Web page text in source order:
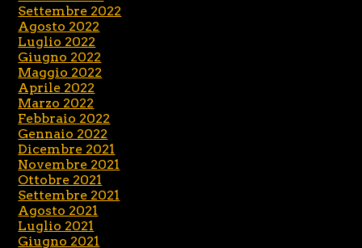
Settembre 2022
Agosto 2022
Luglio 2022
Giugno 2022
Maggio 2022
Aprile 2022
Marzo 2022
Febbraio 2022
Gennaio 2022
Dicembre 2021
Novembre 2021
Ottobre 2021
Settembre 2021
Agosto 2021
Luglio 2021
Giugno 2021